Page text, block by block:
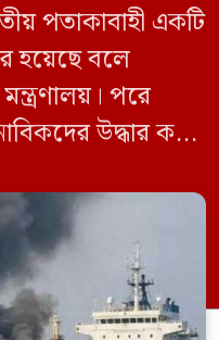
পতাকাবাহী একটি
হয়েছে বলে
পরে
উদ্ধার করে
ওই জাহাজটি।
Ali) নামের
ঘটনায় তীব্র
প্রাথমিক […]